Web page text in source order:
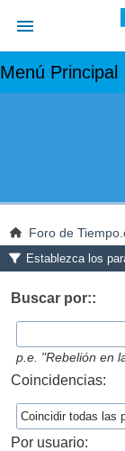
Menú Principal
Foro de
Establezca los
Buscar por::
p.e. "Rebelión en
Coincidencias:
Por usuario: